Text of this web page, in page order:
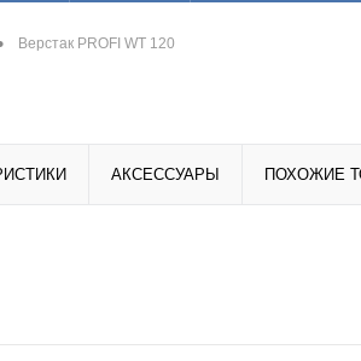
защиты Тара (ящики, короба,
Верстак PROFI WT 120
АКСЕССУАРЫ ПОХОЖИЕ